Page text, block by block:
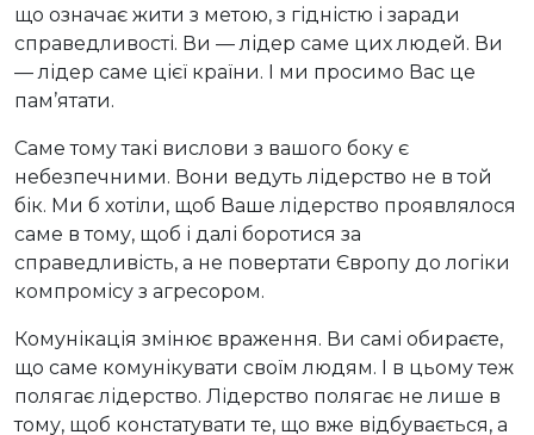
що означає жити з метою, з гідністю і заради
справедливості. Ви — лідер саме цих людей. Ви
— лідер саме цієї країни. І ми просимо Вас це
пам’ятати.
Саме тому такі вислови з вашого боку є
небезпечними. Вони ведуть лідерство не в той
бік. Ми б хотіли, щоб Ваше лідерство проявлялося
саме в тому, щоб і далі боротися за
справедливість, а не повертати Європу до логіки
компромісу з агресором.
Комунікація змінює враження. Ви самі обираєте,
що саме комунікувати своїм людям. І в цьому теж
полягає лідерство. Лідерство полягає не лише в
тому, щоб констатувати те, що вже відбувається, а